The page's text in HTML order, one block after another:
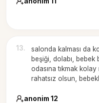
13.
salonda kalması da
beşiği, dolabı,
odasına tıkmak kolay
rahatsız olsun,
anonim 12